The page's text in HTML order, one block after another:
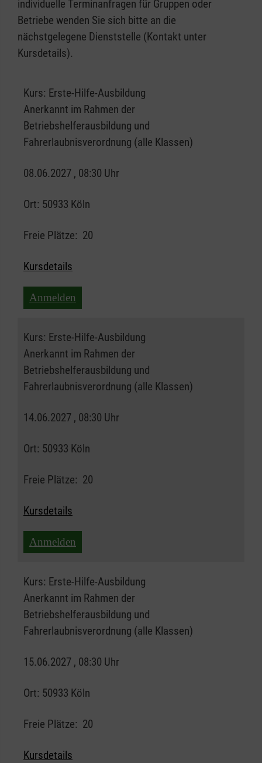
individuelle Terminanfragen für Gruppen oder
Betriebe wenden Sie sich bitte an die
nächstgelegene Dienststelle (Kontakt unter
Kursdetails).
Kurs: Erste-Hilfe-Ausbildung
Anerkannt im Rahmen der
Betriebshelferausbildung und
Fahrerlaubnisverordnung (alle Klassen)
08.06.2027 , 08:30 Uhr
Ort: 50933 Köln
Freie Plätze: 20
Kursdetails
Anmelden
Kurs: Erste-Hilfe-Ausbildung
Anerkannt im Rahmen der
Betriebshelferausbildung und
Fahrerlaubnisverordnung (alle Klassen)
14.06.2027 , 08:30 Uhr
Ort: 50933 Köln
Freie Plätze: 20
Kursdetails
Anmelden
Kurs: Erste-Hilfe-Ausbildung
Anerkannt im Rahmen der
Betriebshelferausbildung und
Fahrerlaubnisverordnung (alle Klassen)
15.06.2027 , 08:30 Uhr
Ort: 50933 Köln
Freie Plätze: 20
Kursdetails